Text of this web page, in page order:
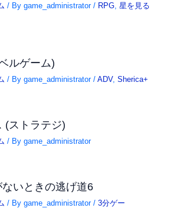
/ Bygame_administrator/ RPG ,星を見る
ルゲーム)
/ Bygame_administrator/ADV,Sherica+
(ストラテジ)
/ Bygame_administrator
いときの逃げ道6
/ Bygame_administrator/3分ゲー